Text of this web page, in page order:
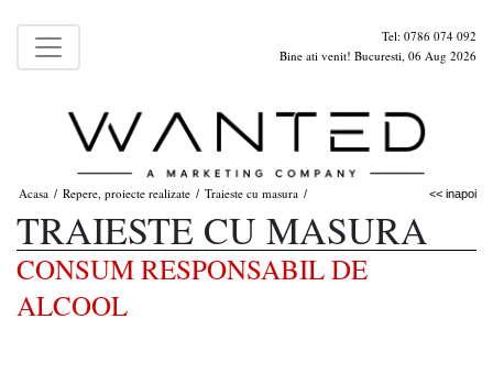
Tel: 0786 074 092
Bine ati venit! Bucuresti, 06 Aug 2026
Acasa / Repere, proiecte realizate / Traieste cu masura /
TRAIESTE CU MASURA
CONSUM RESPONSABIL DE
ALCOOL
<< inapoi